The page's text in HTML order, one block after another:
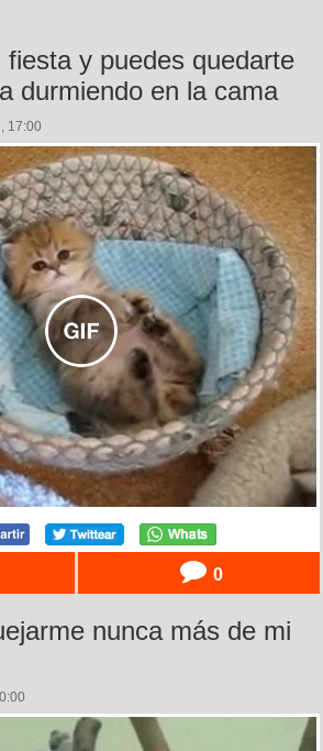
fiesta y puedes quedarte
durmiendo en la cama
17:00
0
nunca más de mi